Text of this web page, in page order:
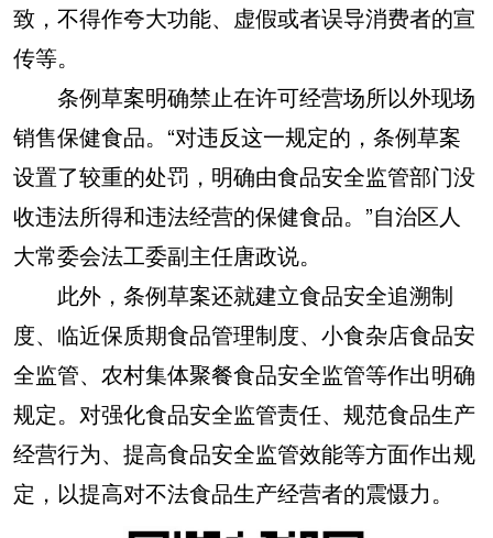
致，不得作夸大功能、虚假或者误导消费者的宣
传等。
条例草案明确禁止在许可经营场所以外现场
销售保健食品。“对违反这一规定的，条例草案
设置了较重的处罚，明确由食品安全监管部门没
收违法所得和违法经营的保健食品。”自治区人
大常委会法工委副主任唐政说。
此外，条例草案还就建立食品安全追溯制
度、临近保质期食品管理制度、小食杂店食品安
全监管、农村集体聚餐食品安全监管等作出明确
规定。对强化食品安全监管责任、规范食品生产
经营行为、提高食品安全监管效能等方面作出规
定，以提高对不法食品生产经营者的震慑力。